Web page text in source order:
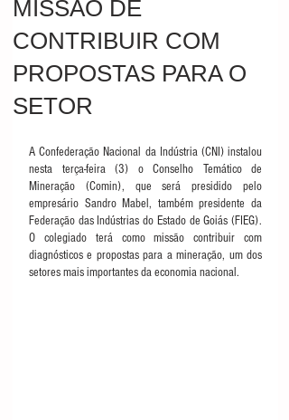
MISSÃO DE
CONTRIBUIR COM
PROPOSTAS PARA O
SETOR
A Confederação Nacional da Indústria (CNI) instalou
nesta terça-feira (3) o Conselho Temático de
Mineração (Comin), que será presidido pelo
empresário Sandro Mabel, também presidente da
Federação das Indústrias do Estado de Goiás (FIEG).
O colegiado terá como missão contribuir com
diagnósticos e propostas para a mineração, um dos
setores mais importantes da economia nacional.